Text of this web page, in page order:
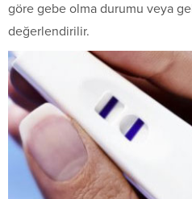
göre gebe olma durumu veya
değerlendirilir.